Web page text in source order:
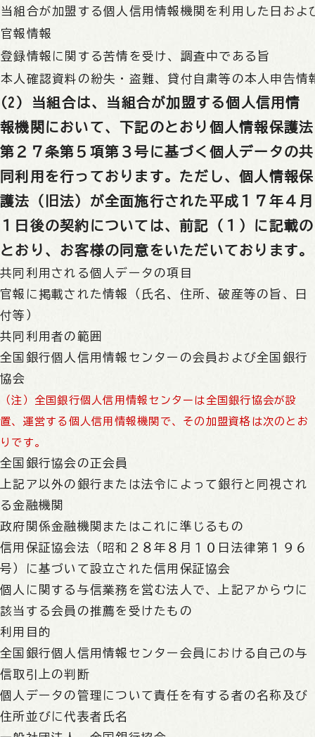
当組合が加盟する個人信用情報機関を利用した日お
官報情報
登録情報に関する苦情を受け、調査中である旨
本人確認資料の紛失・盗難、貸付自粛等の本人申告情
(2) 当組合は、当組合が加盟する個人信用情
報機関において、下記のとおり個人情報保護法
第２７条第５項第３号に基づく個人データの共
同利用を行っております。ただし、個人情報保
護法（旧法）が全面施行された平成１７年４月
１日後の契約については、前記（１）に記載の
とおり、お客様の同意をいただいております。
共同利用される個人データの項目
官報に掲載された情報（氏名、住所、破産等の旨、日
付等）
共同利用者の範囲
全国銀行個人信用情報センターの会員および全国銀行
協会
（注）全国銀行個人信用情報センターは全国銀行協会が設
置、運営する個人信用情報機関で、その加盟資格は次のとお
りです。
全国銀行協会の正会員
上記ア以外の銀行または法令によって銀行と同視され
る金融機関
政府関係金融機関またはこれに準じるもの
信用保証協会法（昭和２８年８月１０日法律第１９６
号）に基づいて設立された信用保証協会
個人に関する与信業務を営む法人で、上記アからウに
該当する会員の推薦を受けたもの
利用目的
全国銀行個人信用情報センター会員における自己の与
信取引上の判断
個人データの管理について責任を有する者の名称及び
住所並びに代表者氏名